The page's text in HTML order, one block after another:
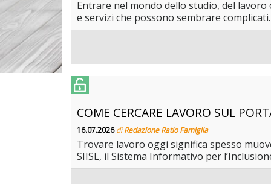
Entrare nel mondo dello studio, del
e servizi che possono sembrare
COME CERCARE LAVORO SUL
16.07.2026diRedazione Ratio Famiglia
Trovare lavoro oggi significa spesso
SIISL, il Sistema Informativo per